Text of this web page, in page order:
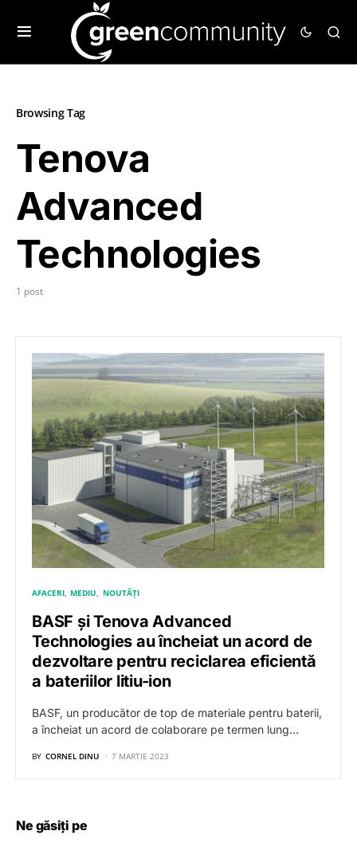
Browsing Tag
Tenova
Advanced
Technologies
1 post
AFACERI MEDIU NOUTĂȚI
BASF și Tenova Advanced
Technologies au încheiat un acord de
dezvoltare pentru reciclarea eficientă
a bateriilor litiu-ion
BASF, un producător de top de materiale pentru baterii,
a încheiat un acord de colaborare pe termen lung…
BY CORNEL DINU 7 MARTIE 2023
Ne găsiți pe